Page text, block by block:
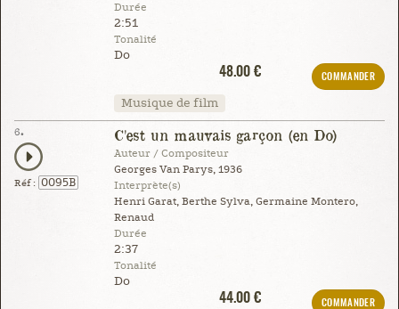
Durée
2:51
Tonalité
Do
48.00 €
COMMANDER
Musique de film
6.
Réf : 0095B
C'est un mauvais garçon (en Do)
Auteur / Compositeur
Georges Van Parys, 1936
Interprète(s)
Henri Garat, Berthe Sylva, Germaine Montero,
Renaud
Durée
2:37
Tonalité
Do
44.00 €
COMMANDER